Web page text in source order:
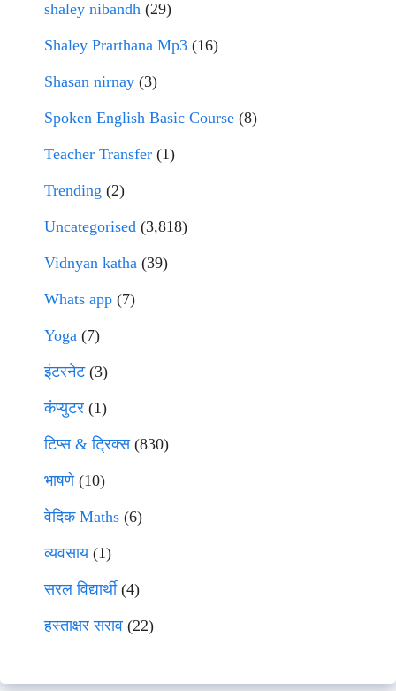
shaley nibandh (29)
Shaley Prarthana Mp3 (16)
Shasan nirnay (3)
Spoken English Basic Course (8)
Teacher Transfer (1)
Trending (2)
Uncategorised (3,818)
Vidnyan katha (39)
Whats app (7)
Yoga (7)
इंटरनेट(3)
कंप्युटर (1)
टिप्स & ट्रिक्स(830)
भाषणे(10)
वेदिक Maths (6)
व्यवसाय(1)
सरल विद्यार्थी(4)
हस्ताक्षर सराव (22)